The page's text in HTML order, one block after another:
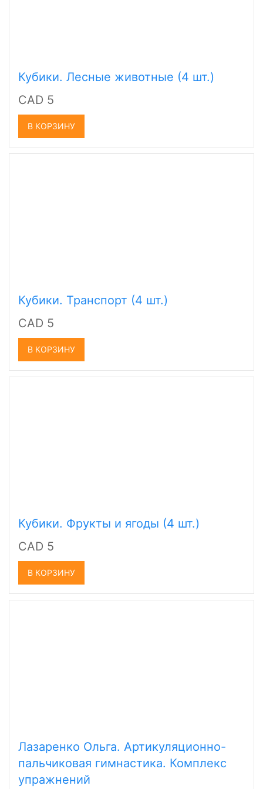
Кубики. Лесные животные (4 шт.)
CAD 5
В КОРЗИНУ
Кубики. Транспорт (4 шт.)
CAD 5
В КОРЗИНУ
Кубики. Фрукты и ягоды (4 шт.)
CAD 5
В КОРЗИНУ
Лазаренко Ольга. Артикуляционно-
пальчиковая гимнастика. Комплекс
упражнений